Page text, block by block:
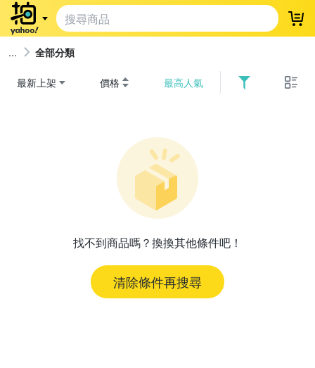
登
全部分類
最新上架 價格 最高人氣
找不到商品嗎？換換其他條件吧！
清除條件再搜尋